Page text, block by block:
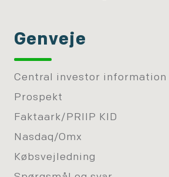
Genveje
Central investor information
Prospekt
Faktaark/PRIIP KID
Nasdaq/Omx
Købsvejledning